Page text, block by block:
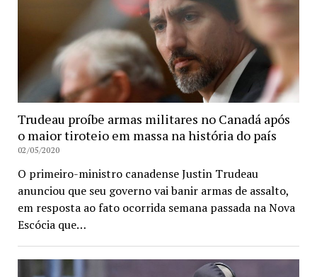
Trudeau proíbe armas militares no Canadá após
o maior tiroteio em massa na história do país
02/05/2020
O primeiro-ministro canadense Justin Trudeau
anunciou que seu governo vai banir armas de assalto,
em resposta ao fato ocorrida semana passada na Nova
Escócia que…